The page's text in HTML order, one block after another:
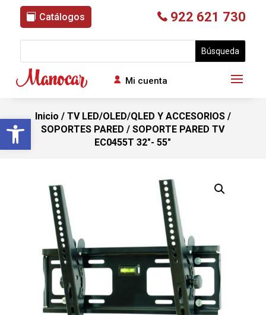
Abrir barra de herramientas
Catálogos 922 621 730
Mi cuenta
Inicio / TV LED/OLED/QLED Y ACCESORIOS/
SOPORTES PARED / SOPORTE PARED TV
EC0455T 32″- 55″